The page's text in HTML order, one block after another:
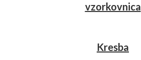
vzorkovnica
Kresba